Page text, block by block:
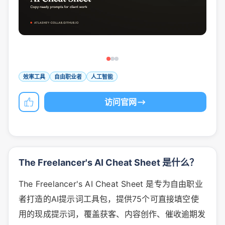
效率工具 自由职业者 人工智能
访问官网
The Freelancer's AI Cheat Sheet 是什么？
The Freelancer's AI Cheat Sheet 是专为自由职业
者打造的AI提示词工具包，提供75个可直接填空使
用的现成提示词，覆盖获客、内容创作、催收逾期发